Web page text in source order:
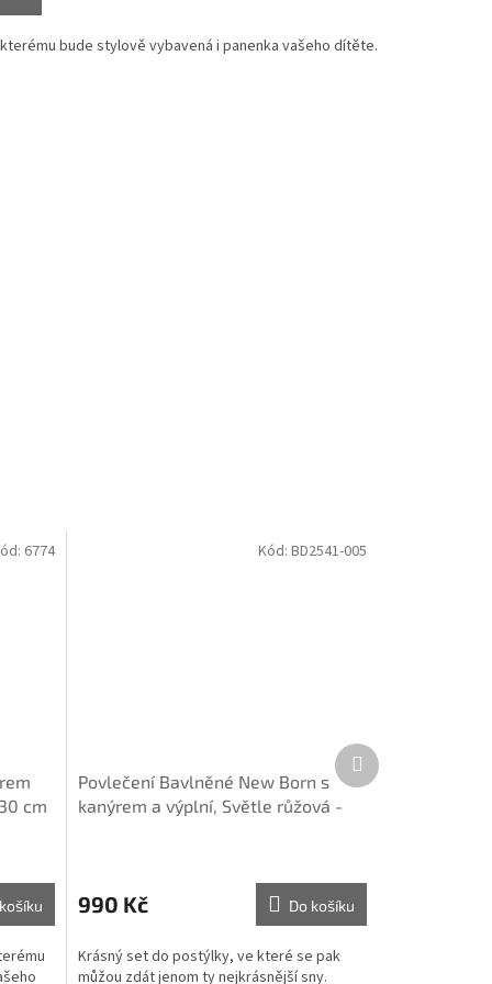
bude stylově vybavená i panenka vašeho dítěte.
cm
6774
Povlečení Bavlněné New Born s
kanýrem a výplní, Světle růžová -
990 Kč Do košíku
Krásný set do postýlky, ve které se pak
můžou zdát jenom ty nejkrásnější sny.
Kód: BD2541-005
Další
produkt